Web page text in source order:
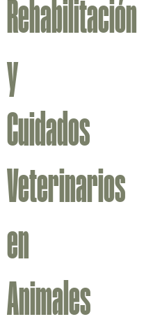
Rehabilitación
y
Cuidados
Veterinarios
en
Animales